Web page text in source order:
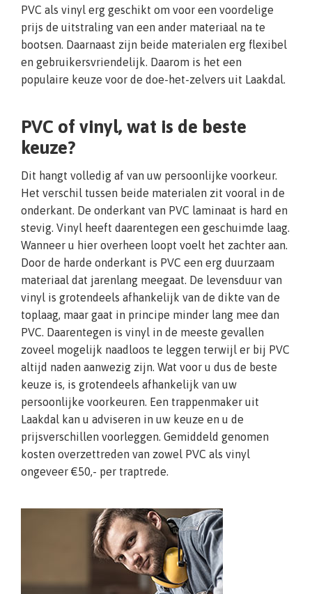
PVC als vinyl erg geschikt om voor een voordelige
prijs de uitstraling van een ander materiaal na te
bootsen. Daarnaast zijn beide materialen erg flexibel
en gebruikersvriendelijk. Daarom is het een
populaire keuze voor de doe-het-zelvers uit Laakdal.
PVC of vinyl, wat is de beste
keuze?
Dit hangt volledig af van uw persoonlijke voorkeur.
Het verschil tussen beide materialen zit vooral in de
onderkant. De onderkant van PVC laminaat is hard en
stevig. Vinyl heeft daarentegen een geschuimde laag.
Wanneer u hier overheen loopt voelt het zachter aan.
Door de harde onderkant is PVC een erg duurzaam
materiaal dat jarenlang meegaat. De levensduur van
vinyl is grotendeels afhankelijk van de dikte van de
toplaag, maar gaat in principe minder lang mee dan
PVC. Daarentegen is vinyl in de meeste gevallen
zoveel mogelijk naadloos te leggen terwijl er bij PVC
altijd naden aanwezig zijn. Wat voor u dus de beste
keuze is, is grotendeels afhankelijk van uw
persoonlijke voorkeuren. Een trappenmaker uit
Laakdal kan u adviseren in uw keuze en u de
prijsverschillen voorleggen. Gemiddeld genomen
kosten overzettreden van zowel PVC als vinyl
ongeveer €50,- per traptrede.